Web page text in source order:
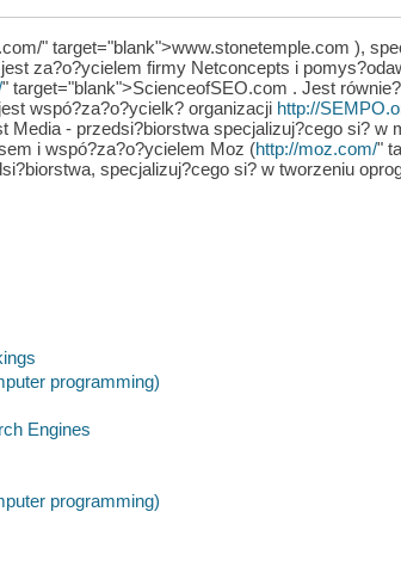
" target="blank">www.stonetemple.com ),
za?o?ycielem firmy Netconcepts i
" target="blank">ScienceofSEO.com . Jest
wspó?za?o?ycielk? organizacji http://
Media - przedsi?biorstwa specjalizuj?cego si? w
i wspó?za?o?ycielem Moz (http://moz.com/"
specjalizuj?cego si? w tworzeniu
programming)
Engines
programming)